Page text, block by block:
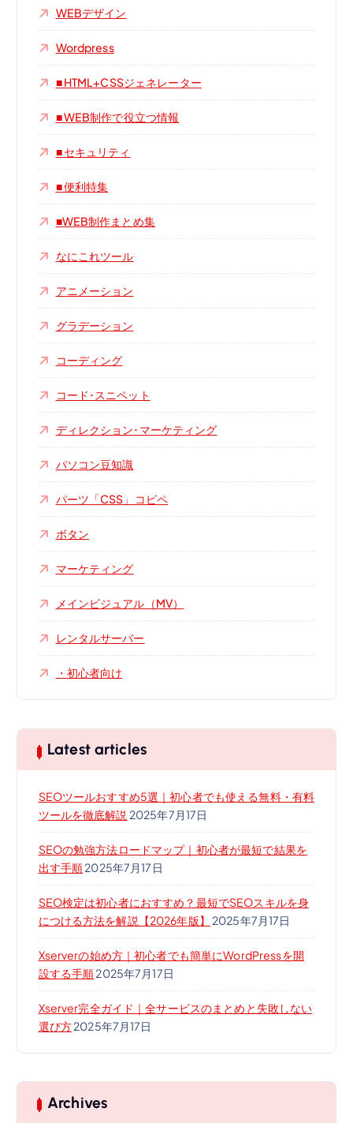
WEBデザイン
Wordpress
■ HTML+CSSジェネレーター
■ WEB制作で役立つ情報
■ セキュリティ
■ 便利特集
■WEB制作まとめ集
なにこれツール
アニメーション
グラデーション
コーディング
コード･スニペット
ディレクション･マーケティング
パソコン豆知識
パーツ「CSS」コピペ
ボタン
マーケティング
メインビジュアル（MV）
レンタルサーバー
・初心者向け
Latest articles
SEOツールおすすめ5選｜初心者でも使える無料・有料
ツールを徹底解説 2025年7月17日
SEOの勉強方法ロードマップ｜初心者が最短で結果を
出す手順2025年7月17日
SEO検定は初心者におすすめ？最短でSEOスキルを身
につける方法を解説【2026年版】
2025年7月17日
Xserverの始め方｜初心者でも簡単にWordPressを開
設する手順2025年7月17日
Xserver完全ガイド｜全サービスのまとめと失敗しない
選び方2025年7月17日
Archives